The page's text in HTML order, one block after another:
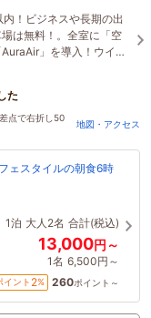
！ビジネスや長期の出
は無料！。全室に「空
」を導入！ウイル
する安心なホテル！
た
点で右折し50
地図・アクセス
ェスタイルの朝食6時
1泊 大人2名 合計(税込)
13,000円～
1名 6,500円～
イント 2% 260ポイント～